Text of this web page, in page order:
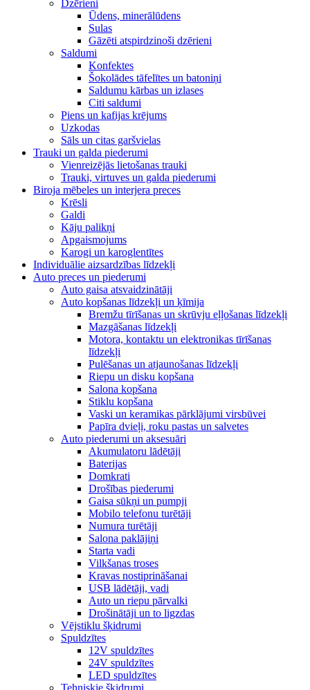
Dzērieni
Ūdens, minerālūdens
Sulas
Gāzēti atspirdzinoši dzērieni
Saldumi
Konfektes
Šokolādes tāfelītes un batoniņi
Saldumu kārbas un izlases
Citi saldumi
Piens un kafijas krējums
Uzkodas
Sāls un citas garšvielas
Trauki un galda piederumi
Vienreizējās lietošanas trauki
Trauki, virtuves un galda piederumi
Biroja mēbeles un interjera preces
Krēsli
Galdi
Kāju palikņi
Apgaismojums
Karogi un karoglentītes
Individuālie aizsardzības līdzekļi
Auto preces un piederumi
Auto gaisa atsvaidzinātāji
Auto kopšanas līdzekļi un ķīmija
Bremžu tīrīšanas un skrūvju eļļošanas līdzekļi
Mazgāšanas līdzekļi
Motora, kontaktu un elektronikas tīrīšanas
līdzekļi
Pulēšanas un atjaunošanas līdzekļi
Riepu un disku kopšana
Salona kopšana
Stiklu kopšana
Vaski un keramikas pārklājumi virsbūvei
Papīra dvieļi, roku pastas un salvetes
Auto piederumi un aksesuāri
Akumulatoru lādētāji
Baterijas
Domkrati
Drošības piederumi
Gaisa sūkņi un pumpji
Mobilo telefonu turētāji
Numura turētāji
Salona paklājiņi
Starta vadi
Vilkšanas troses
Kravas nostiprināšanai
USB lādētāji, vadi
Auto un riepu pārvalki
Drošinātāji un to ligzdas
Vējstiklu šķidrumi
Spuldzītes
12V spuldzītes
24V spuldzītes
LED spuldzītes
Tehniskie šķidrumi